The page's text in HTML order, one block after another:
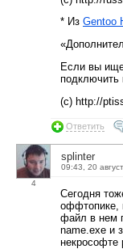
* Из Gentoo
Если вы
подключить
(c) http://
Ответить
4
splinter
09:43, 20
Сегодня
оффтопике,
файл в нем
name.exe и
некрософте